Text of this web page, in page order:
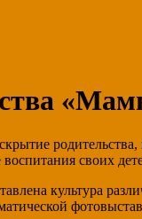
своих
культура